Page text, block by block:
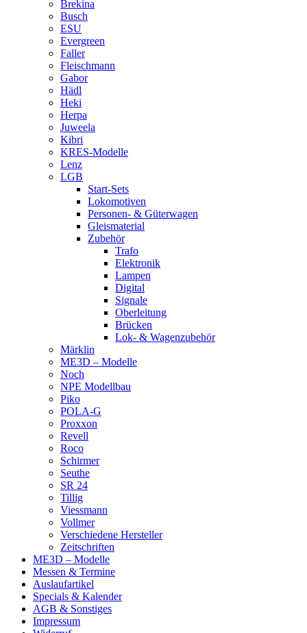
Brekina
Busch
ESU
Evergreen
Faller
Fleischmann
Gabor
Hädl
Heki
Herpa
Juweela
Kibri
KRES-Modelle
Lenz
LGB
Start-Sets
Lokomotiven
Personen- & Güterwagen
Gleismaterial
Zubehör
Trafo
Elektronik
Lampen
Digital
Signale
Oberleitung
Brücken
Lok- & Wagenzubehör
Märklin
ME3D – Modelle
Noch
NPE Modellbau
Piko
POLA-G
Proxxon
Revell
Roco
Schirmer
Seuthe
SR 24
Tillig
Viessmann
Vollmer
Verschiedene Hersteller
Zeitschriften
ME3D – Modelle
Messen & Termine
Auslaufartikel
Specials & Kalender
AGB & Sonstiges
Impressum